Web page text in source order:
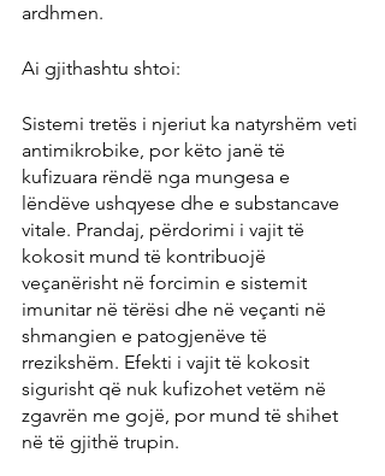
ardhmen.
Ai gjithashtu shtoi:
Sistemi tretës i njeriut ka natyrshëm veti
antimikrobike, por këto janë të
kufizuara rëndë nga mungesa e
lëndëve ushqyese dhe e substancave
vitale. Prandaj, përdorimi i vajit të
kokosit mund të kontribuojë
veçanërisht në forcimin e sistemit
imunitar në tërësi dhe në veçanti në
shmangien e patogjenëve të
rrezikshëm. Efekti i vajit të kokosit
sigurisht që nuk kufizohet vetëm në
zgavrën me gojë, por mund të shihet
në të gjithë trupin.